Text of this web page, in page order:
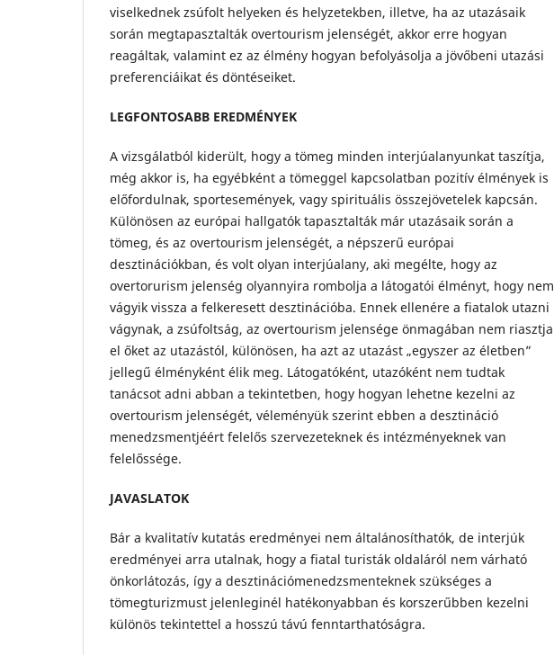
viselkednek zsúfolt helyeken és helyzetekben, illetve, ha az utazásaik
során megtapasztalták overtourism jelenségét, akkor erre hogyan
reagáltak, valamint ez az élmény hogyan befolyásolja a jövőbeni utazási
preferenciáikat és döntéseiket.
LEGFONTOSABB EREDMÉNYEK
A vizsgálatból kiderült, hogy a tömeg minden interjúalanyunkat taszítja,
még akkor is, ha egyébként a tömeggel kapcsolatban pozitív élmények is
előfordulnak, sportesemények, vagy spirituális összejövetelek kapcsán.
Különösen az európai hallgatók tapasztalták már utazásaik során a
tömeg, és az overtourism jelenségét, a népszerű európai
desztinációkban, és volt olyan interjúalany, aki megélte, hogy az
overtorurism jelenség olyannyira rombolja a látogatói élményt, hogy nem
vágyik vissza a felkeresett desztinációba. Ennek ellenére a fiatalok utazni
vágynak, a zsúfoltság, az overtourism jelensége önmagában nem riasztja
el őket az utazástól, különösen, ha azt az utazást „egyszer az életben”
jellegű élményként élik meg. Látogatóként, utazóként nem tudtak
tanácsot adni abban a tekintetben, hogy hogyan lehetne kezelni az
overtourism jelenségét, véleményük szerint ebben a desztináció
menedzsmentjéért felelős szervezeteknek és intézményeknek van
felelőssége.
JAVASLATOK
Bár a kvalitatív kutatás eredményei nem általánosíthatók, de interjúk
eredményei arra utalnak, hogy a fiatal turisták oldaláról nem várható
önkorlátozás, így a desztinációmenedzsmenteknek szükséges a
tömegturizmust jelenleginél hatékonyabban és korszerűbben kezelni
különös tekintettel a hosszú távú fenntarthatóságra.